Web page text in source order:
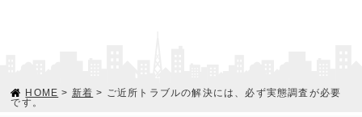
HOME > 新着 > ご近所トラブルの解決には、必ず実態調査が必要
です。